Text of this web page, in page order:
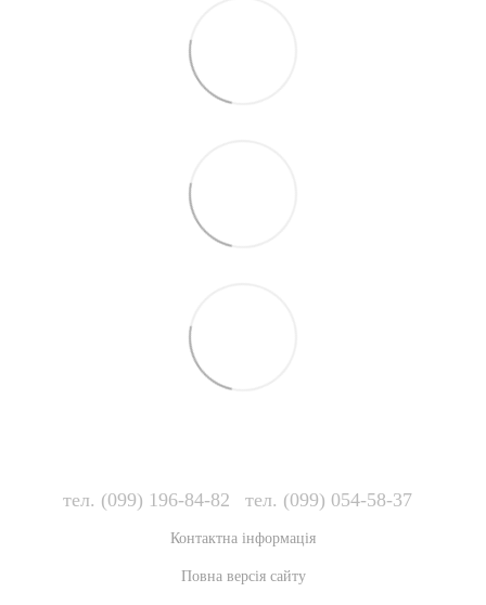
тел. (099) 196-84-82 тел. (099) 054-58-37
Контактна інформація
Повна версія сайту